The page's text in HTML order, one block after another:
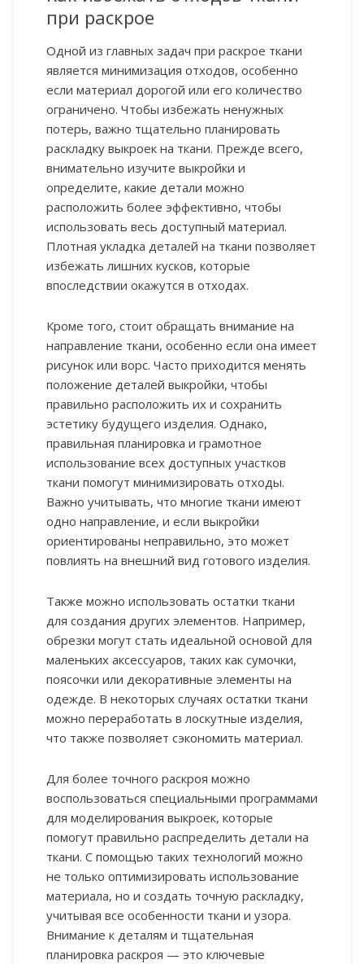
при раскрое
Одной из главных задач при раскрое ткани
является минимизация отходов, особенно
если материал дорогой или его количество
ограничено. Чтобы избежать ненужных
потерь, важно тщательно планировать
раскладку выкроек на ткани. Прежде всего,
внимательно изучите выкройки и
определите, какие детали можно
расположить более эффективно, чтобы
использовать весь доступный материал.
Плотная укладка деталей на ткани позволяет
избежать лишних кусков, которые
впоследствии окажутся в отходах.
Кроме того, стоит обращать внимание на
направление ткани, особенно если она имеет
рисунок или ворс. Часто приходится менять
положение деталей выкройки, чтобы
правильно расположить их и сохранить
эстетику будущего изделия. Однако,
правильная планировка и грамотное
использование всех доступных участков
ткани помогут минимизировать отходы.
Важно учитывать, что многие ткани имеют
одно направление, и если выкройки
ориентированы неправильно, это может
повлиять на внешний вид готового изделия.
Также можно использовать остатки ткани
для создания других элементов. Например,
обрезки могут стать идеальной основой для
маленьких аксессуаров, таких как сумочки,
поясочки или декоративные элементы на
одежде. В некоторых случаях остатки ткани
можно переработать в лоскутные изделия,
что также позволяет сэкономить материал.
Для более точного раскроя можно
воспользоваться специальными программами
для моделирования выкроек, которые
помогут правильно распределить детали на
ткани. С помощью таких технологий можно
не только оптимизировать использование
материала, но и создать точную раскладку,
учитывая все особенности ткани и узора.
Внимание к деталям и тщательная
планировка раскроя — это ключевые